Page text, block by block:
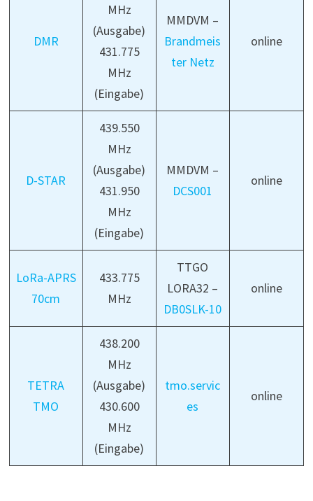
DMR
MHz
(Ausgabe)
431.775
MHz
(Eingabe)
MMDVM –
Brandmeis
ter Netz
online
D-STAR
439.550
MHz
(Ausgabe)
431.950
MHz
(Eingabe)
MMDVM –
DCS001
online
LoRa-APRS
70cm
433.775
MHz
TTGO
LORA32 –
DB0SLK-10
online
TETRA
TMO
438.200
MHz
(Ausgabe)
430.600
MHz
(Eingabe)
tmo.servic
es
online